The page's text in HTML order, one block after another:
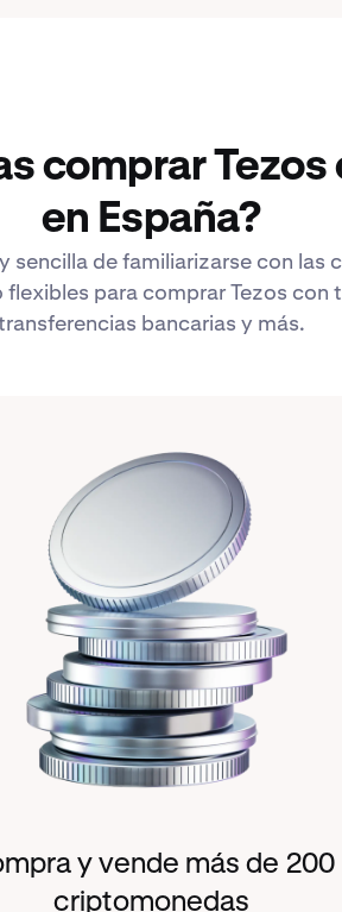
comprar Tezos
en España?
sencilla de familiarizarse con las
para comprar Tezos
bancarias y más.
y vende más de 200
criptomonedas